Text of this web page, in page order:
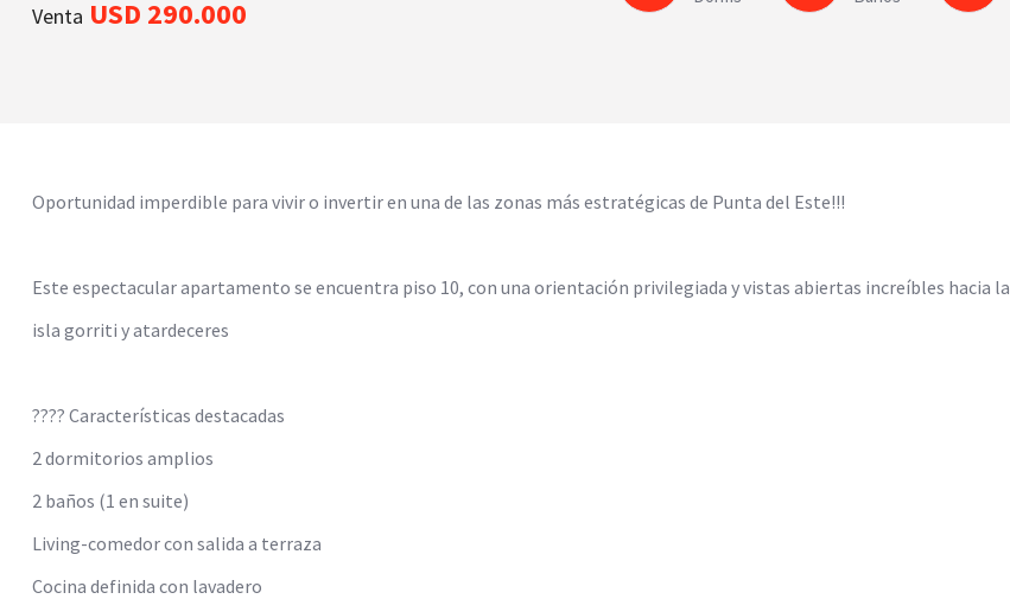
Venta USD 290.000
Oportunidad imperdible para vivir o invertir en una de las zonas más estratégicas de Punta del Este!!!
Este espectacular apartamento se encuentra piso 10, con una orientación privilegiada y vistas abiertas increíbles hacia la
isla gorriti y atardeceres
???? Características destacadas
2 dormitorios amplios
2 baños (1 en suite)
Living-comedor con salida a terraza
Cocina definida con lavadero